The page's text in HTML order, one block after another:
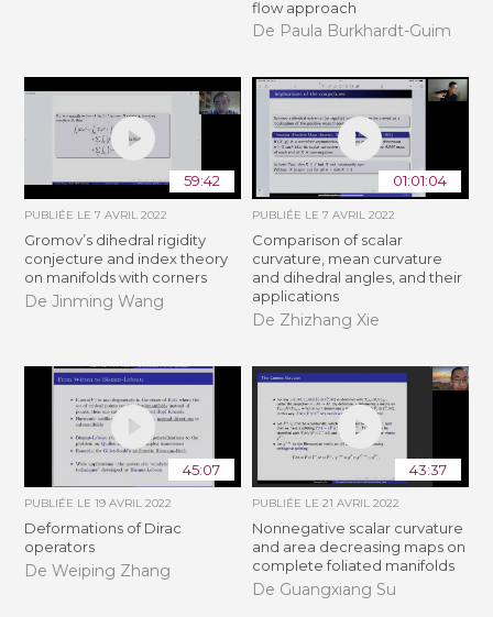
flow approach
De Paula Burkhardt-Guim
59:42
PUBLIÉE LE7 AVRIL 2022
Gromov’s dihedral rigidity
conjecture and index theory
on manifolds with corners
De Jinming Wang
01:01:04
PUBLIÉE LE 7 AVRIL 2022
Comparison of scalar
curvature, mean curvature
and dihedral angles, and their
applications
De Zhizhang Xie
45:07
PUBLIÉE LE19 AVRIL 2022
Deformations of Dirac
operators
De Weiping Zhang
43:37
PUBLIÉE LE 21 AVRIL 2022
Nonnegative scalar curvature
and area decreasing maps on
complete foliated manifolds
De Guangxiang Su